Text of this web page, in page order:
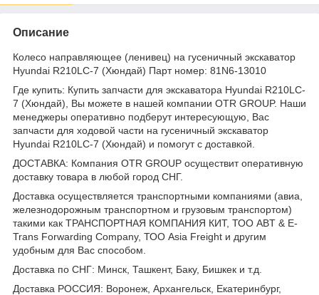
Описание
Колесо направляющее (ленивец) на гусеничный экскаватор
Hyundai R210LC-7 (Хюндай) Парт номер: 81N6-13010
Где купить: Купить запчасти для экскаватора Hyundai R210LC-
7 (Хюндай), Вы можете в нашей компании OTR GROUP. Наши
менеджеры оперативно подберут интересующую, Вас
запчасти для ходовой части на гусеничный экскаватор
Hyundai R210LC-7 (Хюндай) и помогут с доставкой.
ДОСТАВКА: Компания OTR GROUP осуществит оперативную
доставку товара в любой город СНГ.
Доставка осуществляется транспортными компаниями (авиа,
железнодорожным транспортном и грузовым транспортом)
такими как ТРАНСПОРТНАЯ КОМПАНИЯ КИТ, ТОО ABT & E-
Trans Forwarding Company, ТОО Asia Freight и другим
удобным для Вас способом.
Доставка по СНГ: Минск, Ташкент, Баку, Бишкек и т.д.
Доставка РОССИЯ: Воронеж, Архангельск, Екатеринбург,